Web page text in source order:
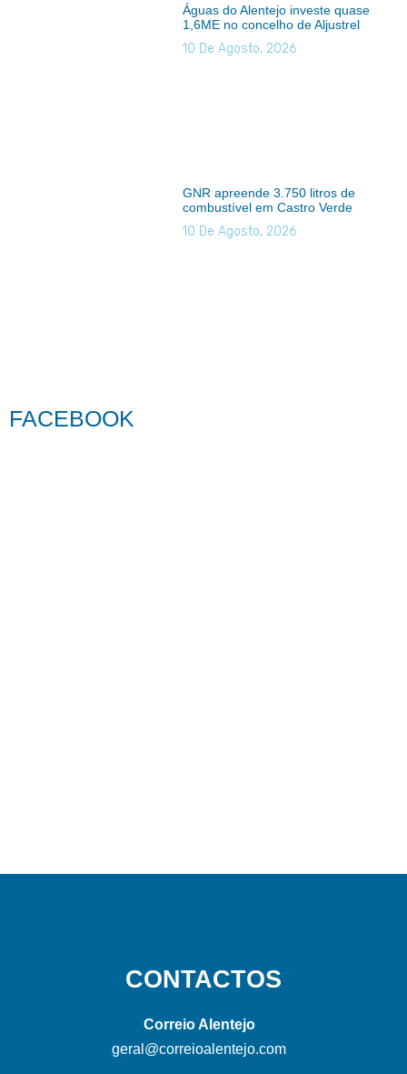
Águas do Alentejo investe quase
1,6ME no concelho de Aljustrel
10 De Agosto, 2026
GNR apreende 3.750 litros de
combustível em Castro Verde
10 De Agosto, 2026
FACEBOOK
CONTACTOS
Correio Alentejo
geral@correioalentejo.com